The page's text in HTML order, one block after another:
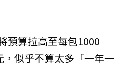
預算拉高至每包1000
，似乎不算太多「一年一